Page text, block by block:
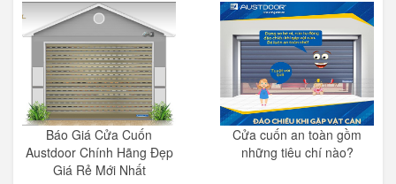
Báo Giá Cửa Cuốn
Austdoor Chính Hãng Đẹp
Giá Rẻ Mới Nhất
Cửa cuốn an toàn gồm
những tiêu chí nào?